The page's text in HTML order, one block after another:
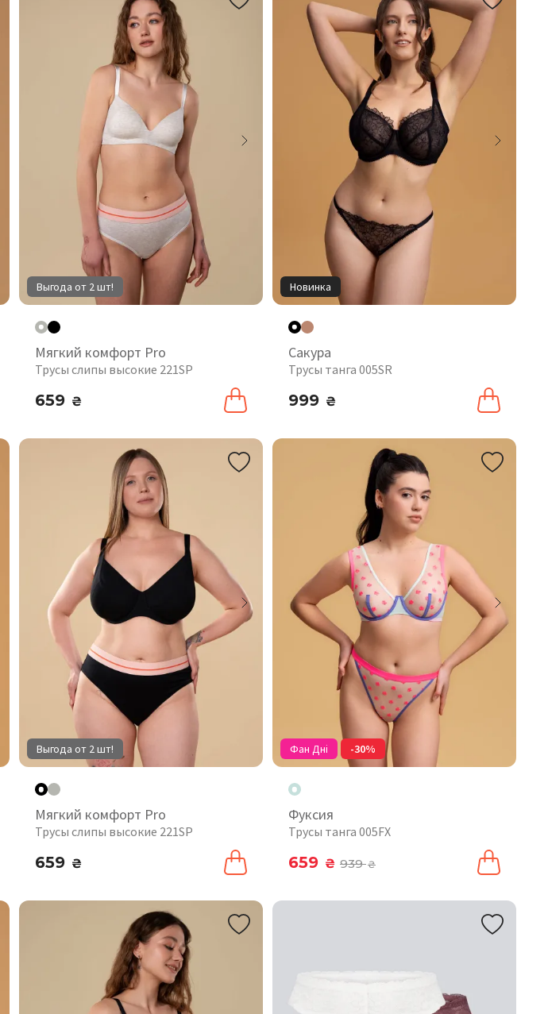
Выгода от 2 шт!
Мягкий комфорт Pro
Трусы слипы высокие 221SP
659 ₴
Новинка
Сакура
Трусы танга 005SR
999 ₴
Выгода от 2 шт!
Мягкий комфорт Pro
Трусы слипы высокие 221SP
659 ₴
Фан Дні -30%
Фуксия
Трусы танга 005FX
659 ₴ 939₴